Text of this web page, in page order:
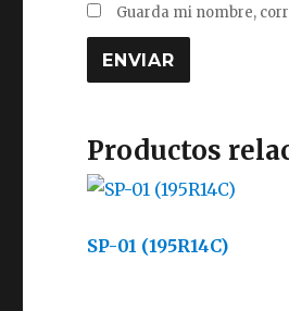
Guarda mi nombre,
Productos
SP-01 (195R14C)